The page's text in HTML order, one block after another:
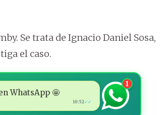
Se trata de Ignacio Daniel Sosa,
el caso.
WhatsApp 🤩
10:52✓✓
1